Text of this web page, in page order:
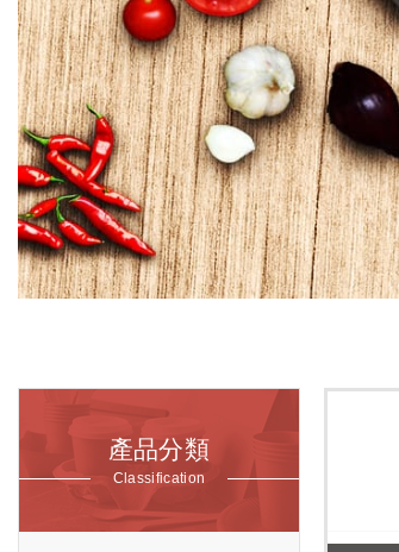
產品分類
Classification